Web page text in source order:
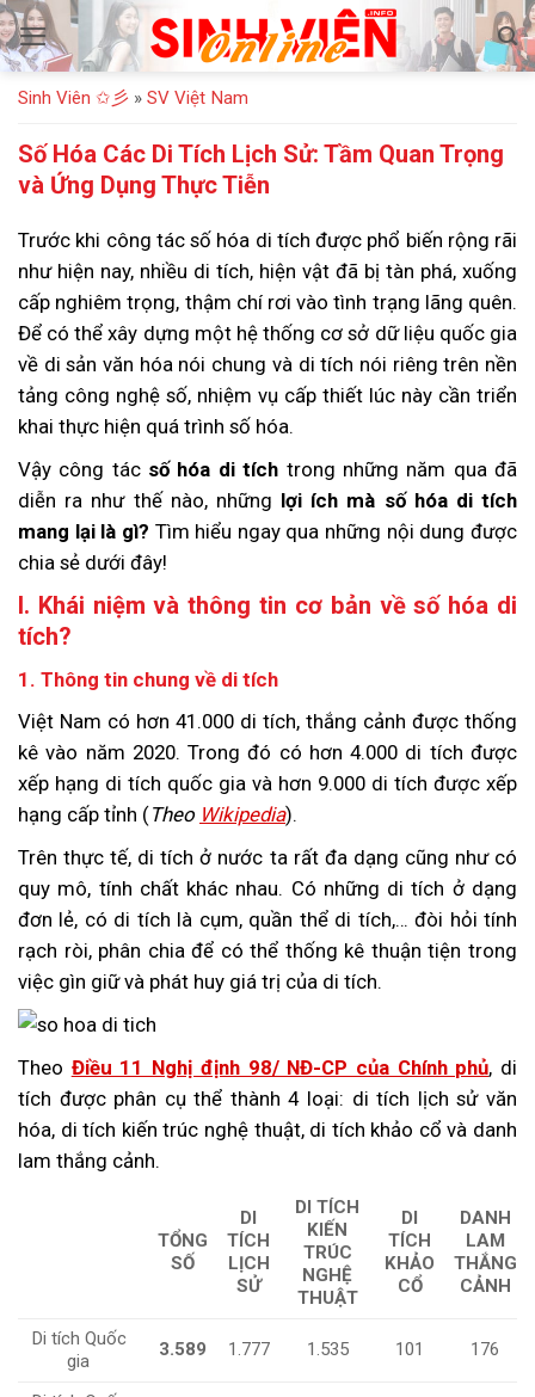
Bỏ
qua
nội
dung
Sinh Viên ✩彡 » SV Việt Nam
Số Hóa Các Di Tích Lịch Sử: Tầm Quan Trọng
và Ứng Dụng Thực Tiễn
Trước khi công tác số hóa di tích được phổ biến rộng rãi
như hiện nay, nhiều di tích, hiện vật đã bị tàn phá, xuống
cấp nghiêm trọng, thậm chí rơi vào tình trạng lãng quên.
Để có thể xây dựng một hệ thống cơ sở dữ liệu quốc gia
về di sản văn hóa nói chung và di tích nói riêng trên nền
tảng công nghệ số, nhiệm vụ cấp thiết lúc này cần triển
khai thực hiện quá trình số hóa.
Vậy công tác số hóa di tích trong những năm qua đã
diễn ra như thế nào, những lợi ích mà số hóa di tích
mang lại là gì? Tìm hiểu ngay qua những nội dung được
chia sẻ dưới đây!
I. Khái niệm và thông tin cơ bản về số hóa di
tích?
1. Thông tin chung về di tích
Việt Nam có hơn 41.000 di tích, thắng cảnh được thống
kê vào năm 2020. Trong đó có hơn 4.000 di tích được
xếp hạng di tích quốc gia và hơn 9.000 di tích được xếp
hạng cấp tỉnh (Theo Wikipedia).
Trên thực tế, di tích ở nước ta rất đa dạng cũng như có
quy mô, tính chất khác nhau. Có những di tích ở dạng
đơn lẻ, có di tích là cụm, quần thể di tích,… đòi hỏi tính
rạch ròi, phân chia để có thể thống kê thuận tiện trong
việc gìn giữ và phát huy giá trị của di tích.
Theo Điều 11 Nghị định 98/ NĐ-CP của Chính phủ, di
tích được phân cụ thể thành 4 loại: di tích lịch sử văn
hóa, di tích kiến trúc nghệ thuật, di tích khảo cổ và danh
lam thắng cảnh.
TỔNG
SỐ
DI
TÍCH
LỊCH
SỬ
DI TÍCH
KIẾN
TRÚC
NGHỆ
THUẬT
DI
TÍCH
KHẢO
CỔ
DANH
LAM
THẮNG
CẢNH
Di tích Quốc
gia
3.589 1.777 1.535 101 176